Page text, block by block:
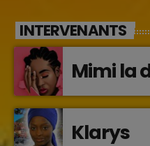
INTERVENANTS
Mimi la
Klarys